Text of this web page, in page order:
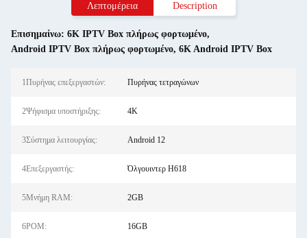
Λεπτομέρεια Description
Επισημαίνω: 6K IPTV Box πλήρως φορτωμένο,
Android IPTV Box πλήρως φορτωμένο, 6K Android IPTV Box
1Πυρήνας επεξεργαστών: Πυρήνας τετραγώνων
2Ψήφισμα υποστήριξης: 4K
3Σύστημα λειτουργίας: Android 12
4Επεξεργαστής: Όλγουιντερ H618
5Μνήμη RAM: 2GB
6ΡΟΜ: 16GB